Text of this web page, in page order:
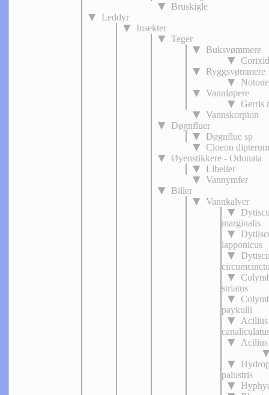
Bruskigle
Leddyr
Insekter
Teger
Buksvømmere
Ryggsvømmere
Vannløpere
Gerris
Vannskorpion
Døgnfluer
Døgnflue sp
Cloeon dipterum
Øyenstikkere - Odonata
Libeller
Vannymfer
Biller
Vannkalver
marginalis
lapponicus
striatus
paykulli
Acilius
Acilius
palustris